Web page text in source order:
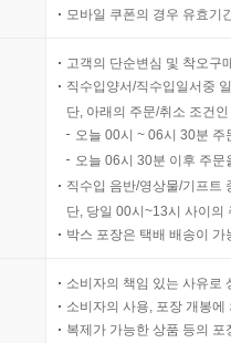
모바일 쿠폰의 경우 유효기
고객의 단순변심 및 착오구
직수입양서/직수입일서중
단, 아래의 주문/취소 조건
오늘 00시 ~ 06시 30분
오늘 06시 30분 이후 주
직수입 음반/영상물/기프트
단, 당일 00시~13시 사이의
박스 포장은 택배 배송이
소비자의 책임 있는 사유로
소비자의 사용, 포장 개봉
복제가 가능한 상품 등의